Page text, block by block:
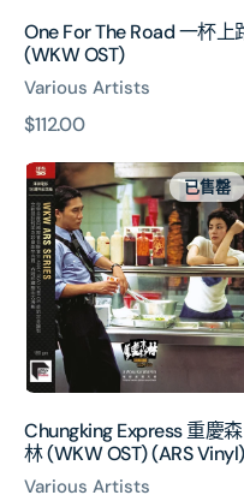
One For The Road 一杯上
(WKW OST)
Various Artists
原
$112.00
Chungking
Express
重
慶
森
林
(WKW
OST)
(ARS
已售罄
Chungking Express 重慶森
林 (WKW OST) (ARS Vinyl)
Various Artists